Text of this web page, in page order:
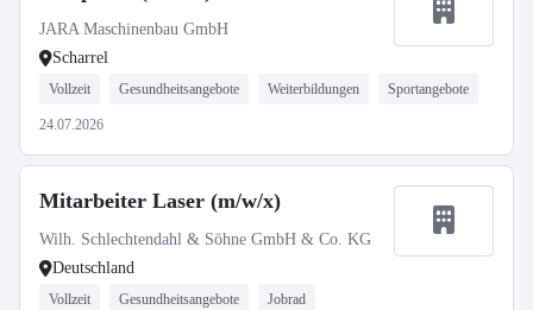
JARA Maschinenbau GmbH
Scharrel
Vollzeit Gesundheitsangebote Weiterbildungen Sportangebote
24.07.2026
Mitarbeiter Laser (m/w/x)
Wilh. Schlechtendahl & Söhne GmbH & Co. KG
Deutschland
Vollzeit Gesundheitsangebote Jobrad